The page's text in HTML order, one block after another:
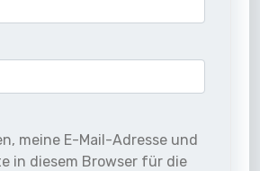
meine E-Mail-Adresse und
in diesem Browser für die